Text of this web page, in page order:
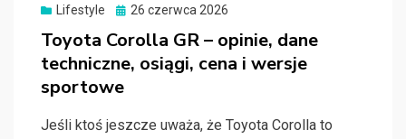
Lifestyle
Posted
26 czerwca 2026
Toyota Corolla GR – opinie, dane
techniczne, osiągi, cena i wersje
sportowe
Jeśli ktoś jeszcze uważa, że Toyota Corolla to